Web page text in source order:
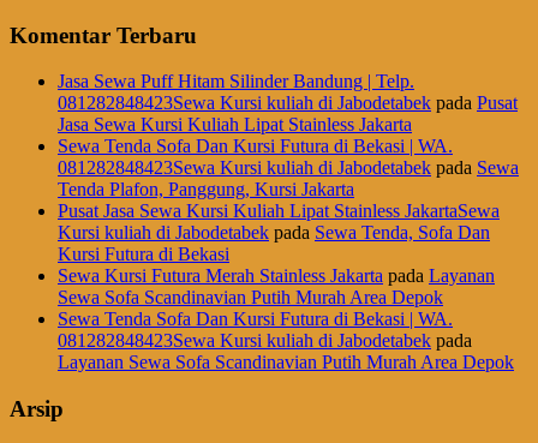
Komentar Terbaru
Jasa Sewa Puff Hitam Silinder Bandung | Telp.
081282848423Sewa Kursi kuliah di Jabodetabek pada Pusat
Jasa Sewa Kursi Kuliah Lipat Stainless Jakarta
Sewa Tenda Sofa Dan Kursi Futura di Bekasi | WA.
081282848423Sewa Kursi kuliah di Jabodetabek pada Sewa
Tenda Plafon, Panggung, Kursi Jakarta
Pusat Jasa Sewa Kursi Kuliah Lipat Stainless JakartaSewa
Kursi kuliah di Jabodetabek pada Sewa Tenda, Sofa Dan
Kursi Futura di Bekasi
Sewa Kursi Futura Merah Stainless Jakarta pada Layanan
Sewa Sofa Scandinavian Putih Murah Area Depok
Sewa Tenda Sofa Dan Kursi Futura di Bekasi | WA.
081282848423Sewa Kursi kuliah di Jabodetabek pada
Layanan Sewa Sofa Scandinavian Putih Murah Area Depok
Arsip